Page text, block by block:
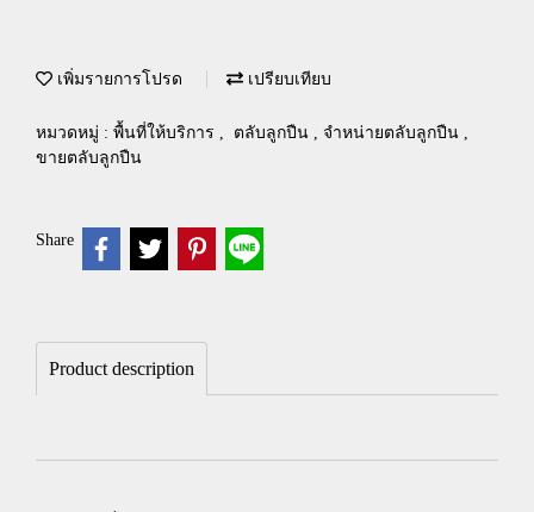
เพิ่มรายการโปรด เปรียบเทียบ
หมวดหมู่ : พื้นที่ให้บริการ ,
ตลับลูกปืน , จำหน่ายตลับลูกปืน ,
ขายตลับลูกปืน
Share
Product description